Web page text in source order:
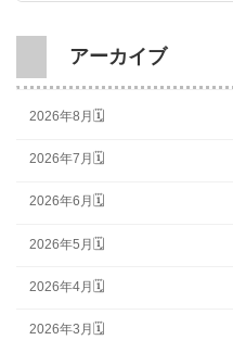
アーカイブ
2026年8月🗓
2026年7月🗓
2026年6月🗓
2026年5月🗓
2026年4月🗓
2026年3月🗓